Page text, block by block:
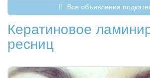
Все объявления
Кератиновое
ресниц